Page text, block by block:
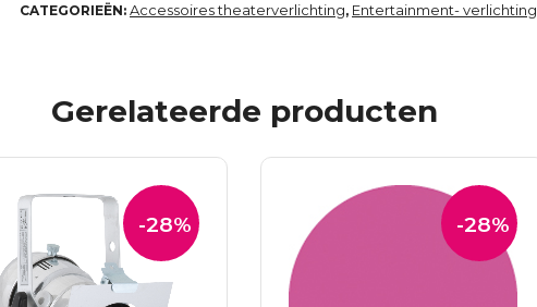
CATEGORIEËN: Accessoires theaterverlichting, Entertainment- verlichting
Gerelateerde producten
-28% -28%